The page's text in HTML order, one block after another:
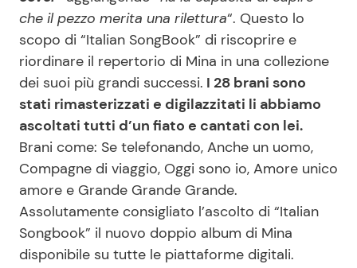
che il pezzo merita una rilettura“. Questo lo
scopo di “Italian SongBook” di riscoprire e
riordinare il repertorio di Mina in una collezione
dei suoi più grandi successi. I 28 brani sono
stati rimasterizzati e digilazzitati li abbiamo
ascoltati tutti d’un fiato e cantati con lei.
Brani come: Se telefonando, Anche un uomo,
Compagne di viaggio, Oggi sono io, Amore unico
amore e Grande Grande Grande.
Assolutamente consigliato l’ascolto di “Italian
Songbook” il nuovo doppio album di Mina
disponibile su tutte le piattaforme digitali.